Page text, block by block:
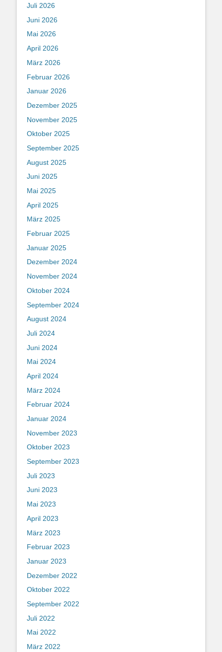
Juli 2026
Juni 2026
Mai 2026
April 2026
März 2026
Februar 2026
Januar 2026
Dezember 2025
November 2025
Oktober 2025
September 2025
August 2025
Juni 2025
Mai 2025
April 2025
März 2025
Februar 2025
Januar 2025
Dezember 2024
November 2024
Oktober 2024
September 2024
August 2024
Juli 2024
Juni 2024
Mai 2024
April 2024
März 2024
Februar 2024
Januar 2024
November 2023
Oktober 2023
September 2023
Juli 2023
Juni 2023
Mai 2023
April 2023
März 2023
Februar 2023
Januar 2023
Dezember 2022
Oktober 2022
September 2022
Juli 2022
Mai 2022
März 2022